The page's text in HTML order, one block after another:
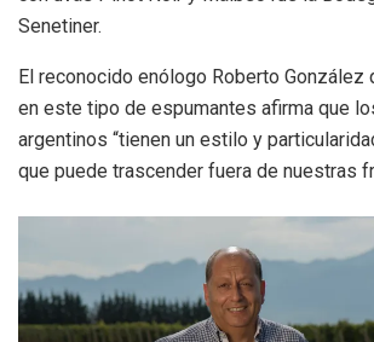
Senetiner.
El reconocido enólogo Roberto González
en este tipo de espumantes afirma que
argentinos “tienen un estilo y
que puede trascender fuera de nuestras